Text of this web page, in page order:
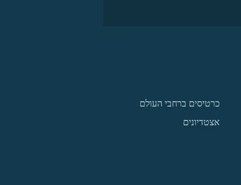
כרטיסים ברחבי העולם
אצטדיונים